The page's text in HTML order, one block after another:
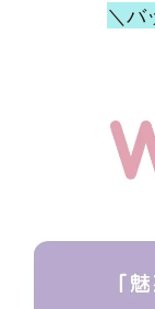
＼バ